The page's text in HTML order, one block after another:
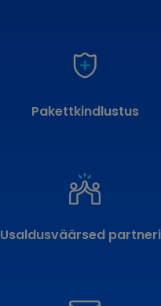
Pakettkindlustus
Usaldusväärsed